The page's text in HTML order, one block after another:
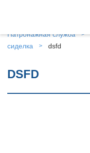
Патронажная служба
сиделка
dsfd
DSFD